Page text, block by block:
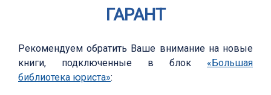
ГАРАНТ
Рекомендуем обратить Ваше внимание на новые
книги, подключенные в блок «Большая
библиотека юриста»: